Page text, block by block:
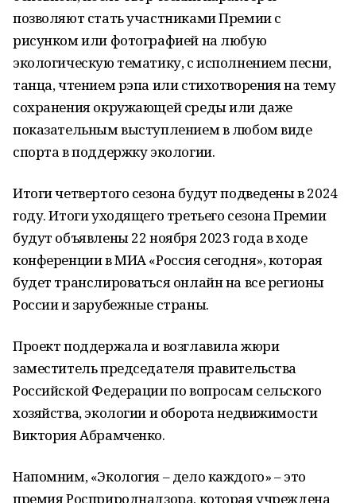
позволяют стать участниками Премии с
рисунком или фотографией на любую
экологическую тематику, с исполнением песни,
танца, чтением рэпа или стихотворения на тему
сохранения окружающей среды или даже
показательным выступлением в любом виде
спорта в поддержку экологии.
Итоги четвертого сезона будут подведены в 2024
году. Итоги уходящего третьего сезона Премии
будут объявлены 22 ноября 2023 года в ходе
конференции в МИА «Россия сегодня», которая
будет транслироваться онлайн на все регионы
России и зарубежные страны.
Проект поддержала и возглавила жюри
заместитель председателя правительства
Российской Федерации по вопросам сельского
хозяйства, экологии и оборота недвижимости
Виктория Абрамченко.
Напомним, «Экология – дело каждого» – это
премия Росприроднадзора, которая учреждена